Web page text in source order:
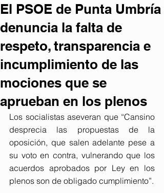
El PSOE de Punta Umbría
denuncia la falta de
respeto, transparencia e
incumplimiento de las
mociones que se
aprueban en los plenos
Los socialistas aseveran que “Cansino
desprecia las propuestas de la
oposición, que salen adelante pese a
su voto en contra, vulnerando que los
acuerdos aprobados por Ley en los
plenos son de obligado cumplimiento”.